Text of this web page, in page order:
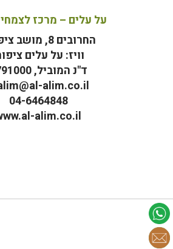
על עלים – מרכז
החרובים 8, מושב ציפורי
וויז: על עלים
ד"נ המוביל, 1791000
alim.co.il
04-6464848
alim.co.il